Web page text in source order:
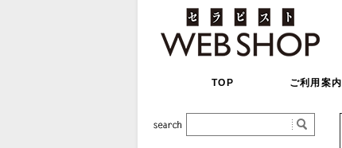
TOP ご利用案内